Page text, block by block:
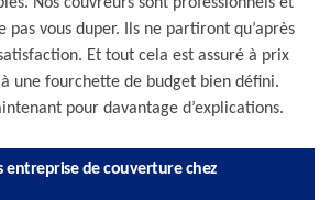
pas vous duper. Ils ne partiront qu’après
Et tout cela est assuré à prix
une fourchette de budget bien défini.
pour davantage d’explications.
entreprise de couverture chez